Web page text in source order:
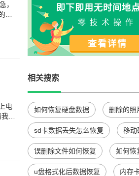
，
，
电
太
即下即用无时间地
零技术操作
查看详情
相关搜索
如何恢复硬盘数据 删除的照
sd卡数据丢失怎么恢复 移动
误删除文件如何恢复 如何恢
u盘格式化后数据恢复 内存